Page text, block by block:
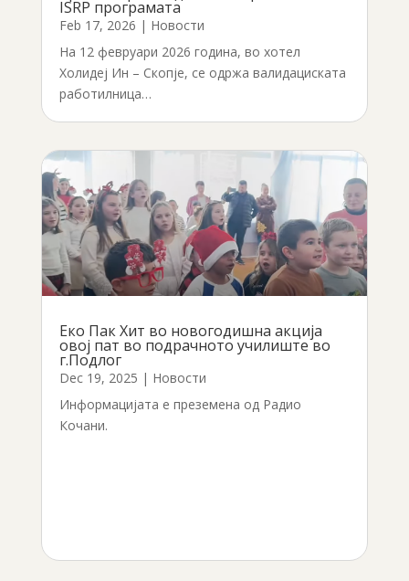
ISRP програмата
Feb 17, 2026 | Новости
На 12 февруари 2026 година, во хотел
Холидеј Ин – Скопје, се одржа валидациската
работилница…
Еко Пак Хит во новогодишна акција
овој пат во подрачното училиште во
г.Подлог
Dec 19, 2025 | Новости
Информацијата е преземена од Радио
Кочани.